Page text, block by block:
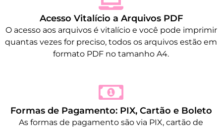
Acesso Vitalício a Arquivos PDF
O acesso aos arquivos é vitalício e você pode imprimir
quantas vezes for preciso, todos os arquivos estão em
formato PDF no tamanho A4.
Formas de Pagamento: PIX, Cartão e Boleto
As formas de pagamento são via PIX, cartão de